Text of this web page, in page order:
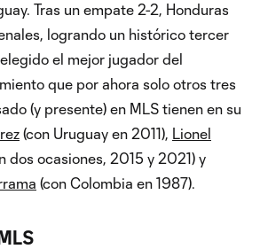
Tras un empate 2-2, Honduras
logrando un histórico tercer
el mejor jugador del
que por ahora solo otros tres
(y presente) en MLS tienen en su
(con Uruguay en 2011), Lionel
dos ocasiones, 2015 y 2021) y
(con Colombia en 1987).